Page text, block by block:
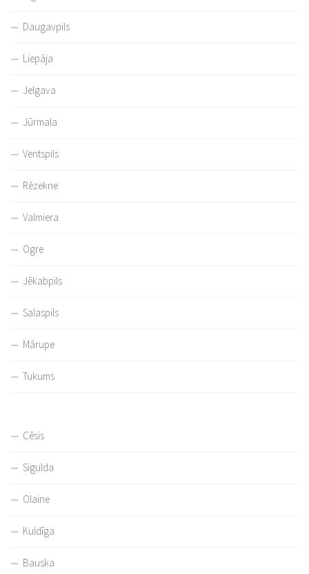
Daugavpils
Liepāja
Jelgava
Jūrmala
Ventspils
Rēzekne
Valmiera
Ogre
Jēkabpils
Salaspils
Mārupe
Tukums
Cēsis
Sigulda
Olaine
Kuldīga
Bauska